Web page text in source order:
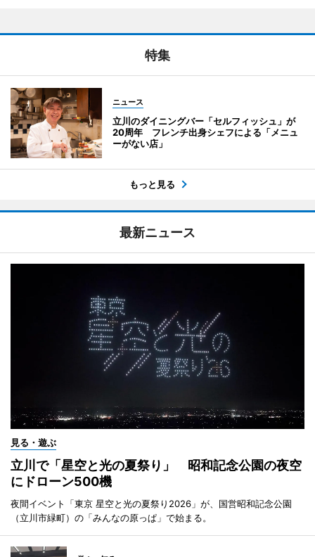
特集
ニュース
立川のダイニングバー「セルフィッシュ」が
20周年 フレンチ出身シェフによる「メニュ
ーがない店」
もっと見る
最新ニュース
見る・遊ぶ
立川で「星空と光の夏祭り」 昭和記念公園の夜空
にドローン500機
夜間イベント「東京 星空と光の夏祭り2026」が、国営昭和記念公園
（立川市緑町）の「みんなの原っぱ」で始まる。